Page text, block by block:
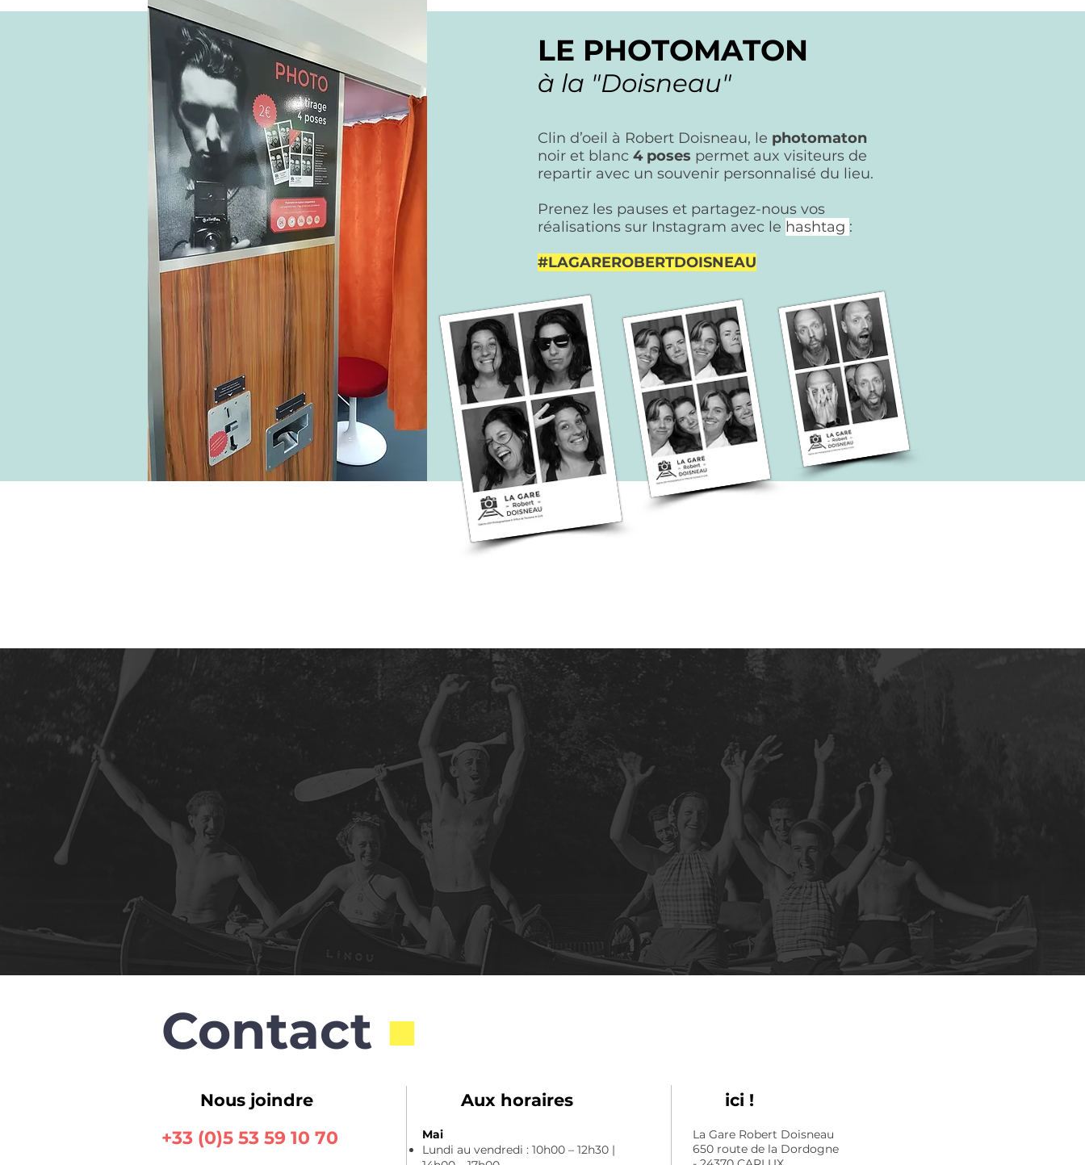
LE PHOTOMATON
à la "Doisneau"
Clin d’oeil à Robert Doisneau, le photomaton
noir et blanc 4 poses permet aux visiteurs de
repartir avec un souvenir personnalisé du lieu.
Prenez les pauses et partagez-nous vos
réalisations sur Instagram avec le hashtag :
#LAGAREROBERTDOISNEAU
Contact ■
Nous joindre
+33 (0)5 53 59 10 70
Aux horaires
Mai
Lundi au vendredi : 10h00 – 12h30 |
ici !
La Gare Robert Doisneau
650 route de la Dordogne